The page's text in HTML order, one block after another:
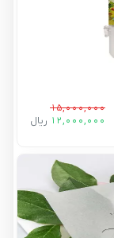
15,000,000
12,000,000 ريال